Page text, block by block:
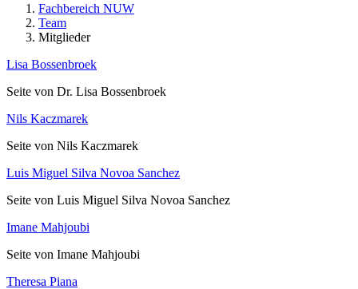
Fachbereich NUW
Team
Mitglieder
Lisa Bossenbroek
Seite von Dr. Lisa Bossenbroek
Nils Kaczmarek
Seite von Nils Kaczmarek
Luis Miguel Silva Novoa Sanchez
Seite von Luis Miguel Silva Novoa Sanchez
Imane Mahjoubi
Seite von Imane Mahjoubi
Theresa Piana